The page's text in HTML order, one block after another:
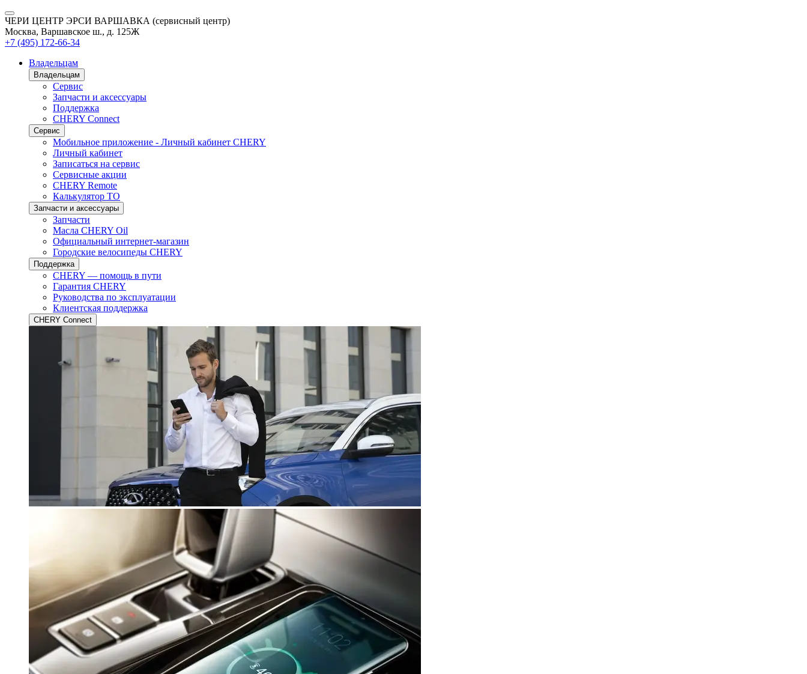
ЧЕРИ ЦЕНТР ЭРСИ ВАРШАВКА (сервисный центр)
Москва, Варшавское ш., д. 125Ж
+7 (495) 172-66-34
Владельцам
Владельцам
Сервис
Запчасти и аксессуары
Поддержка
CHERY Connect
Сервис
Мобильное приложение - Личный кабинет CHERY
Личный кабинет
Записаться на сервис
Сервисные акции
CHERY Remote
Калькулятор ТО
Запчасти и аксессуары
Запчасти
Масла CHERY Oil
Официальный интернет-магазин
Городские велосипеды CHERY
Поддержка
CHERY — помощь в пути
Гарантия CHERY
Руководства по эксплуатации
Клиентская поддержка
CHERY Connect